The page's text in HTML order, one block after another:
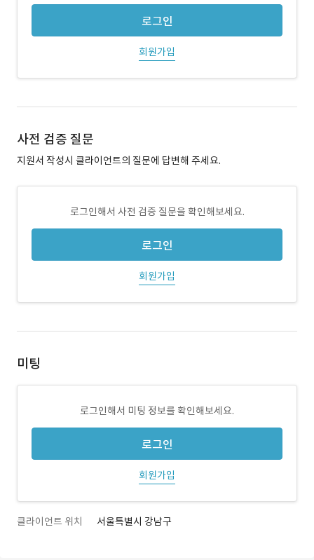
로그인
회원가입
사전 검증 질문
지원서 작성시 클라이언트의 질문에 답변해 주세요.
로그인해서 사전 검증 질문을 확인해보세요.
로그인
회원가입
미팅
로그인해서 미팅 정보를 확인해보세요.
로그인
회원가입
클라이언트 위치 서울특별시 강남구